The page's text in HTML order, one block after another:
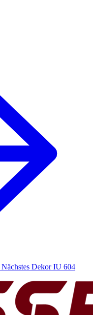
Nächstes Dekor IU 604